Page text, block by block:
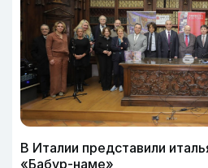
В Италии представили
«Бабур-наме»